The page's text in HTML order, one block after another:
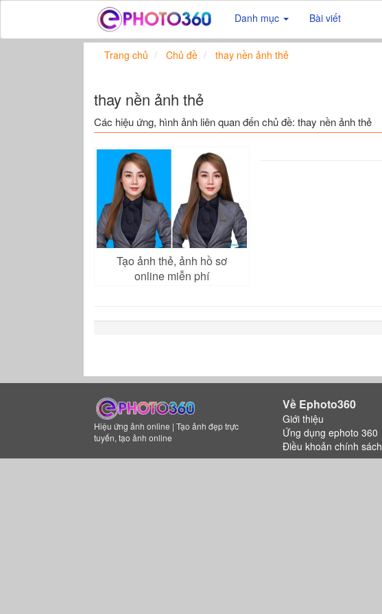
Danh mục Bài viết
Trang chủ Chủ đề thay nền ảnh thẻ
thay nền ảnh thẻ
Các hiệu ứng, hình ảnh liên quan đến chủ đề: thay nền ảnh thẻ
Tạo ảnh thẻ, ảnh hồ sơ
online miễn phí
Hiệu ứng ảnh online | Tạo ảnh đẹp trực
tuyến, tạo ảnh online
Về Ephoto360
Giới thiệu
Ứng dụng ephoto 360
Điều khoản chính sách